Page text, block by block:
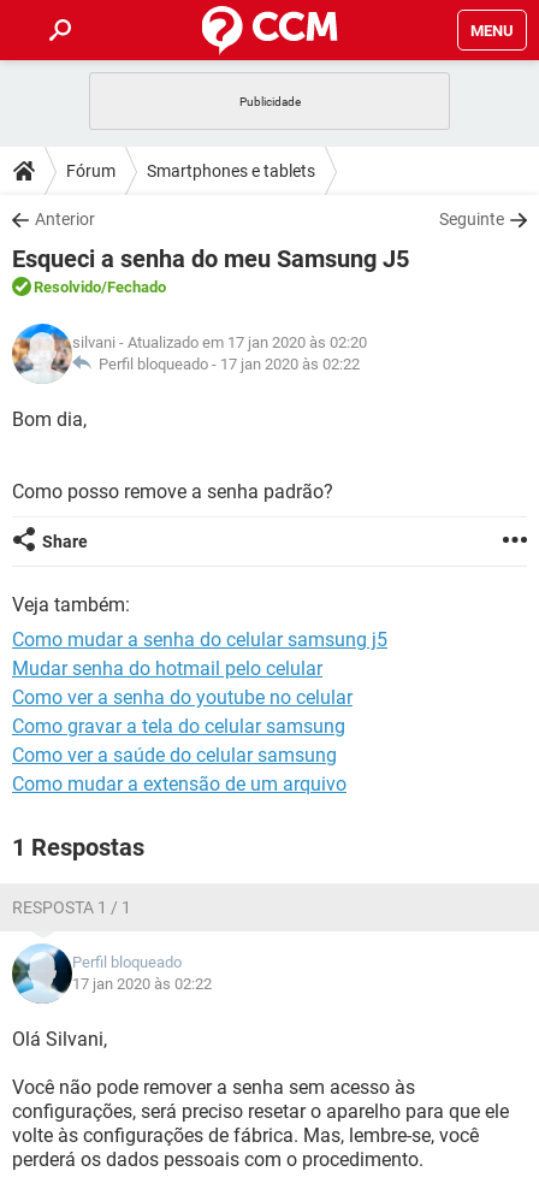
MENU
CELULAR FACEBOOK
OUTLOOK
INSTAGRAM GMAIL
GUIA DE COMPRAS
DICAS
JOGOS WHATSAPP
OUTLOOK
INSTAGRAM
GUIA DE COMPRAS
DOWNLOADS
JOGOS WHATSAPP
CELULAR
OUTLOOK EXCEL
INSTAGRAM
GUIA DE COMPRAS
FÓRUM
JOGOS
CELULAR FACEBOOK
GUIA DE COMPRAS
GLOSSÁRIO
JOGOS
CELULAR
INSTAGRAM
GUIA DE COMPRAS
Fórum Smartphones e tablets
Anterior Seguinte
Esqueci a senha do meu Samsung J5
Resolvido/Fechado
silvani - Atualizado em 17 jan 2020 às 02:20
Perfil bloqueado - 17 jan 2020 às 02:22
Bom dia,
Como posso remove a senha padrão?
Share
Veja também:
Como mudar a senha do celular samsung j5
Mudar senha do hotmail pelo celular
Como ver a senha do youtube no celular
Como gravar a tela do celular samsung
Como ver a saúde do celular samsung
Como mudar a extensão de um arquivo
1 Respostas
RESPOSTA 1 / 1
Perfil bloqueado
17 jan 2020 às 02:22
Olá Silvani,
Você não pode remover a senha sem acesso às
configurações, será preciso resetar o aparelho para que ele
volte às configurações de fábrica. Mas, lembre-se, você
perderá os dados pessoais com o procedimento.